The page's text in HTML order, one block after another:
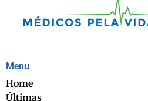
Menu
Home
Últimas